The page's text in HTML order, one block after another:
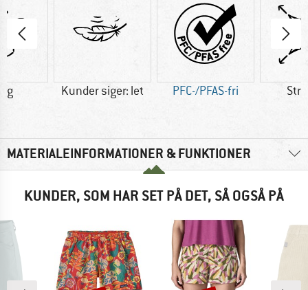
g Kunder siger: let PFC-/PFAS-fri
MATERIALEINFORMATIONER & FUNKTIONER
KUNDER, SOM HAR SET PÅ DET, SÅ OGSÅ PÅ